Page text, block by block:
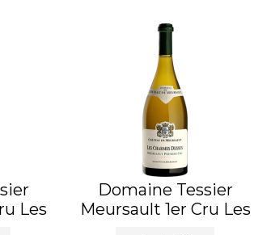
Les
Domaine Tessier
Meursault 1er Cru Les